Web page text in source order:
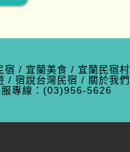
宿 / 宜蘭美食 / 宜蘭民宿村
/ 宿說台灣民宿 / 關於我們
專線：(03)956-5626